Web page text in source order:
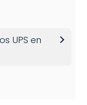
UPS en